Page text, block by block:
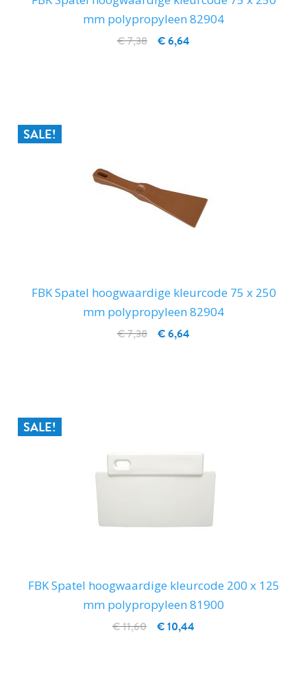
mm polypropyleen 82904
€ 6,64
€ 7,38
SALE!
FBK Spatel hoogwaardige kleurcode 75 x 250
mm polypropyleen 82904
€ 6,64
€ 7,38
SALE!
FBK Spatel hoogwaardige kleurcode 200 x 125
mm polypropyleen 81900
€ 10,44
€ 11,60